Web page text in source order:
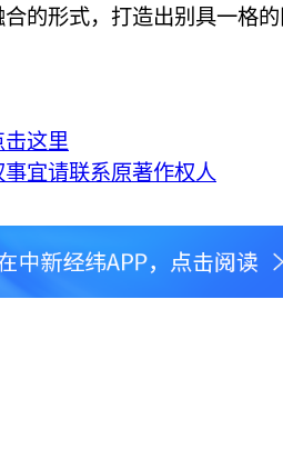
的形式，打造出别具一格
击这里
宜请联系原著作权人